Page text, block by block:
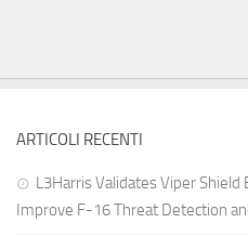
ARTICOLI RECENTI
L3Harris Validates Viper
Improve F-16 Threat Detection